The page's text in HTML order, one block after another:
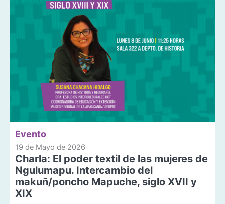
Evento
19 de Mayo de 2026
Charla: El poder textil de las mujeres de
Ngulumapu. Intercambio del
makuñ/poncho Mapuche, siglo XVII y
XIX